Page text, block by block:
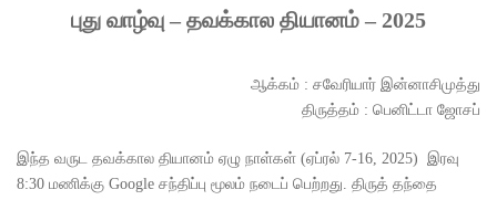
புது வாழ்வு – தவக்கால தியானம் – 2025
ஆக்கம் : சவேரியார் இன்னாசிமுத்து
திருத்தம் : பெனிட்டா ஜோசப்
இந்த வருட தவக்கால தியானம் ஏழு நாள்கள் (ஏப்ரல் 7-16, 2025) இரவு
8:30 மணிக்கு Google சந்திப்பு மூலம் நடைப் பெற்றது. திருத் தந்தை